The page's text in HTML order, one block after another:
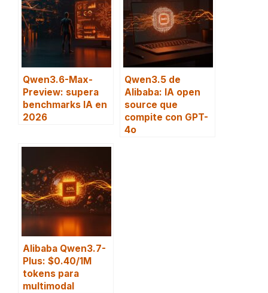
Qwen3.6-Max-
Preview: supera
benchmarks IA en
2026
Qwen3.5 de
Alibaba: IA open
source que
compite con GPT-
4o
Alibaba Qwen3.7-
Plus: $0.40/1M
tokens para
multimodal